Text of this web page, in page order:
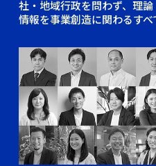
社・地域行政を問わず、理
情報を事業創造に関わるすべ